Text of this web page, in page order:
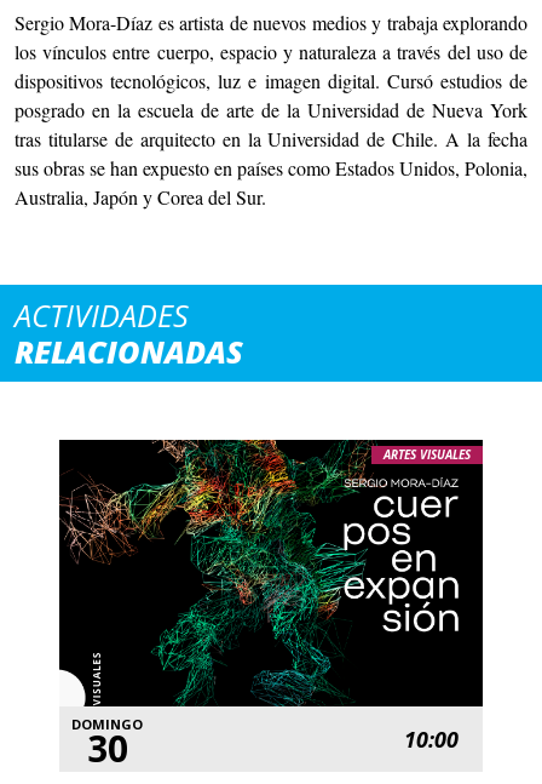
Sergio Mora-Díaz es artista de nuevos medios y trabaja explorando
los vínculos entre cuerpo, espacio y naturaleza a través del uso de
dispositivos tecnológicos, luz e imagen digital. Cursó estudios de
posgrado en la escuela de arte de la Universidad de Nueva York
tras titularse de arquitecto en la Universidad de Chile. A la fecha
sus obras se han expuesto en países como Estados Unidos, Polonia,
Australia, Japón y Corea del Sur.
ACTIVIDADES
RELACIONADAS
ARTES VISUALES
DOMINGO
30 10:00